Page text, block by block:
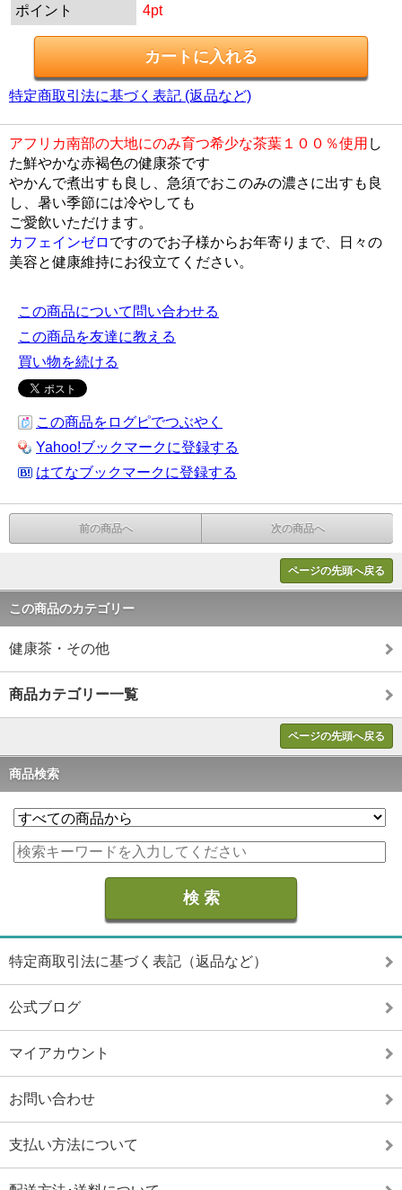
ポイント 4pt
特定商取引法に基づく表記 (返品など)
アフリカ南部の大地にのみ育つ希少な茶葉１００％使用 し
た鮮やかな赤褐色の健康茶です
やかんで煮出すも良し、急須でおこのみの濃さに出すも良
し、暑い季節には冷やしても
ご愛飲いただけます。
カフェインゼロ ですのでお子様からお年寄りまで、日々の
美容と健康維持にお役立てください。
この商品について問い合わせる
この商品を友達に教える
買い物を続ける
この商品をログピでつぶやく
Yahoo!ブックマークに登録する
はてなブックマークに登録する
前の商品へ 次の商品へ
ページの先頭へ戻る
この商品のカテゴリー
健康茶・その他
商品カテゴリー一覧
ページの先頭へ戻る
商品検索
特定商取引法に基づく表記（返品など）
公式ブログ
マイアカウント
お問い合わせ
支払い方法について